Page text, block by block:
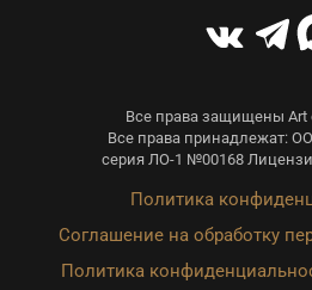
Все права защищены Art
Все права принадлежат:
серия ЛО-1 №00168
Политика
Соглашение на обработку
Политика